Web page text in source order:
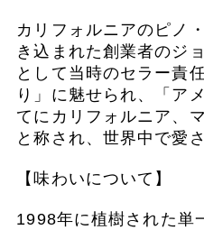
カリフォルニアのピノ
き込まれた創業者のジ
として当時のセラー責
り」に魅せられ、「ア
てにカリフォルニア、
と称され、世界中で愛
【味わいについて】
1998年に植樹された単